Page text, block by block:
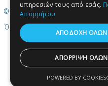
© Copyright Περιεχόμενο
Όροι χρήσης | Πολιτική Cookies
και
υπηρεσιών τους από εσάς.
Απορρήτου
ΑΠΟΔΟΧΗ ΟΛΩΝ
ΑΠΟΡΡΙΨΗ ΟΛΩΝ
POWERED BY